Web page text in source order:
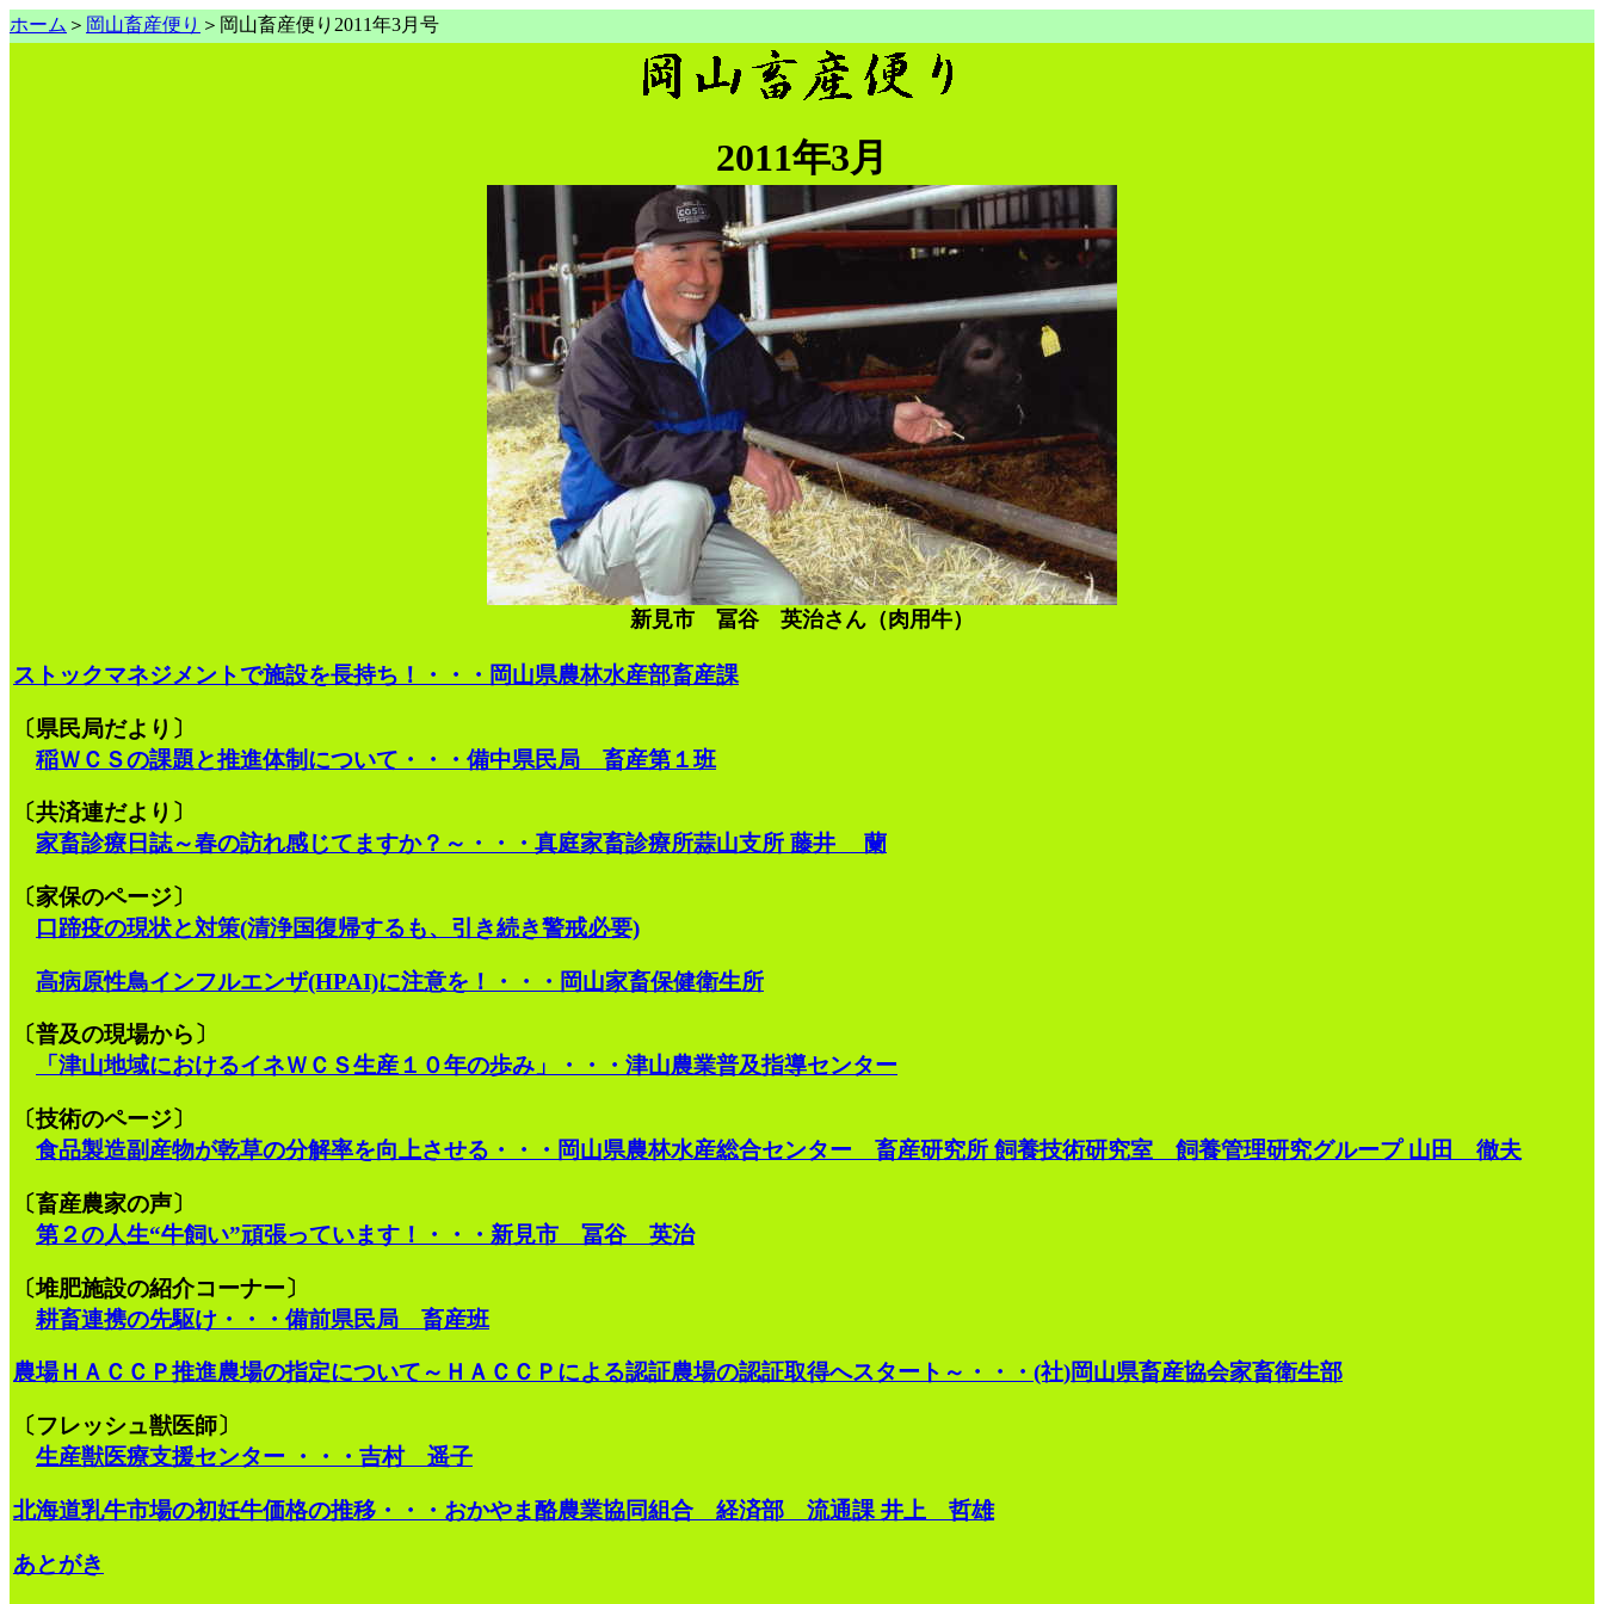
ホーム ＞ 岡山畜産便り ＞岡山畜産便り2011年3月号
2011年3月
新見市 冨谷 英治さん（肉用牛）
ストックマネジメントで施設を長持ち！・・・岡山県農林水産部畜産課
〔県民局だより〕
稲ＷＣＳの課題と推進体制について・・・備中県民局 畜産第１班
〔共済連だより〕
家畜診療日誌～春の訪れ感じてますか？～・・・真庭家畜診療所蒜山支所 藤井 蘭
〔家保のページ〕
口蹄疫の現状と対策(清浄国復帰するも、引き続き警戒必要)
高病原性鳥インフルエンザ(HPAI)に注意を！・・・岡山家畜保健衛生所
〔普及の現場から〕
「津山地域におけるイネＷＣＳ生産１０年の歩み」・・・津山農業普及指導センター
〔技術のページ〕
食品製造副産物が乾草の分解率を向上させる・・・岡山県農林水産総合センター 畜産研究所 飼養技術研究室 飼養管理研究グループ 山田 徹夫
〔畜産農家の声〕
第２の人生“牛飼い”頑張っています！・・・新見市 冨谷 英治
〔堆肥施設の紹介コーナー〕
耕畜連携の先駆け・・・備前県民局 畜産班
農場ＨＡＣＣＰ推進農場の指定について～ＨＡＣＣＰによる認証農場の認証取得へスタート～・・・(社)岡山県畜産協会家畜衛生部
〔フレッシュ獣医師〕
生産獣医療支援センター ・・・吉村 遥子
北海道乳牛市場の初妊牛価格の推移・・・おかやま酪農業協同組合 経済部 流通課 井上 哲雄
あとがき